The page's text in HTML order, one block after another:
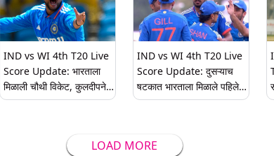
IND vs WI 4th T20 Live
Score Update: भारताला
मिळाली चौथी विकेट, कुलदीपने
पूरन आणि पॉवेलला केले बाद
IND vs WI 4th T20 Live
Score Update: दुसऱ्याच
षटकात भारताला मिळाले पहिले
यश, अर्शदीप सिंगने काइल
LOAD MORE